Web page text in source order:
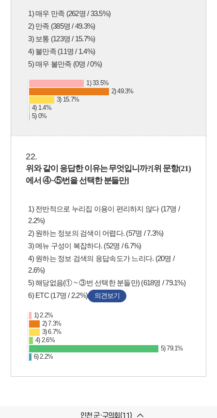
1) 매우 만족 (262명 / 33.5%)
2) 만족 (385명 / 49.3%)
3) 보통 (123명 / 15.7%)
4) 불만족 (11명 / 1.4%)
5) 매우 불만족 (0명 / 0%)
1) 33.5%
2) 49.3%
3) 15.7%
4) 1.4%
5) 0%
22.
위와 같이 응답한 이유는 무엇입니까?[위 문항(21)
에서④~⑤번을 선택한 분들만]
1) 전반적으로 누리집 이용이 편리하지 않다 (17명 /
2.2%)
2) 원하는 정보의 검색이 어렵다. (57명 / 7.3%)
3) 메뉴 구성이 복잡하다. (52명 / 6.7%)
4) 원하는 정보 검색의 응답속도가 느리다. (20명 /
2.6%)
5) 해당없음(① ~ ③번 선택한 분들만) (618명 / 79.1%)
6) ETC (17명 / 2.2%)
의견보기
1) 2.2%
2) 7.3%
3) 6.7%
4) 2.6%
5) 79.1%
6) 2.2%
인천 군·구의회(11)